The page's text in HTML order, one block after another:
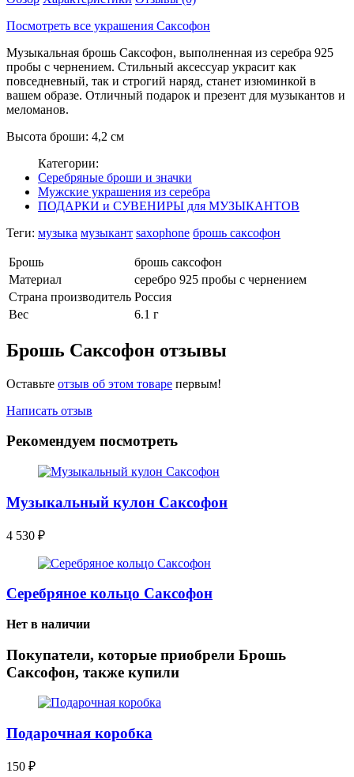
Посмотреть все украшения Саксофон
Музыкальная брошь Саксофон, выполненная из серебра 925
пробы с чернением. Стильный аксессуар украсит как
повседневный, так и строгий наряд, станет изюминкой в
вашем образе. Отличный подарок и презент для музыкантов и
меломанов.
Высота броши: 4,2 см
Категории:
Серебряные броши и значки
Мужские украшения из серебра
ПОДАРКИ и СУВЕНИРЫ для МУЗЫКАНТОВ
Теги: музыка музыкант saxophone брошь саксофон
Брошь
брошь саксофон
Материал
серебро 925 пробы с чернением
Страна производитель Россия
Вес
6.1 г
Брошь Саксофон отзывы
Оставьте отзыв об этом товаре первым!
Написать отзыв
Рекомендуем посмотреть
Музыкальный кулон Саксофон
4 530 ₽
Серебряное кольцо Саксофон
Нет в наличии
Покупатели, которые приобрели Брошь
Саксофон, также купили
Подарочная коробка
150 ₽